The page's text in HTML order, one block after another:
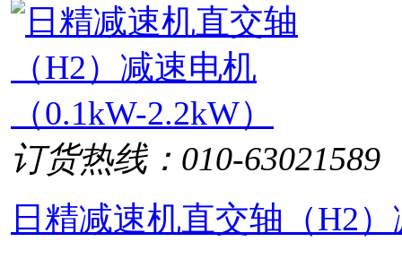
订货热线：010-63021589
日精减速机直交轴（H2